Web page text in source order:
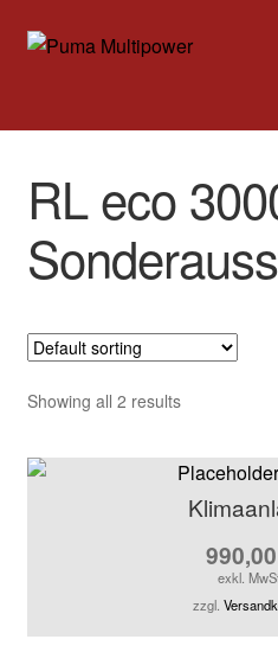
Zur
Zum
Home
Modelle
Versandkosten
RL eco
Showing all 2 results
990,00
exkl.
zzgl.